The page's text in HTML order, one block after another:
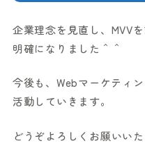
企業理念を見直し、MVV
明確になりました＾＾
今後も、Webマーケティ
活動していきます。
どうぞよろしくお願いいた